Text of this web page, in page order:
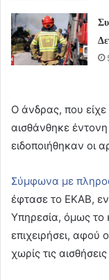
Ο άνδρας, που είχε
αισθάνθηκε
ειδοποιήθηκαν οι
Σύμφωνα με
έφτασε το ΕΚΑΒ,
Υπηρεσία, όμως το
επιχειρήσει, αφού
χωρίς τις